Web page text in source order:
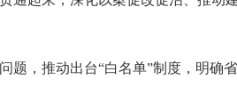
题，推动出台“白名单”制度，明确